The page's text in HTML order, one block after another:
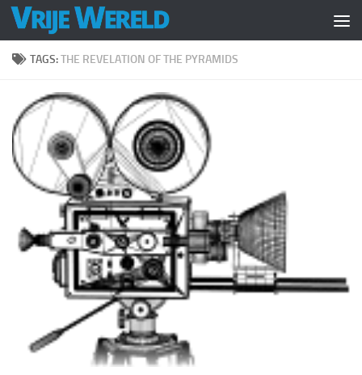
Doorgaan naar inhoud
TAGS:THE REVELATION OF THE PYRAMIDS